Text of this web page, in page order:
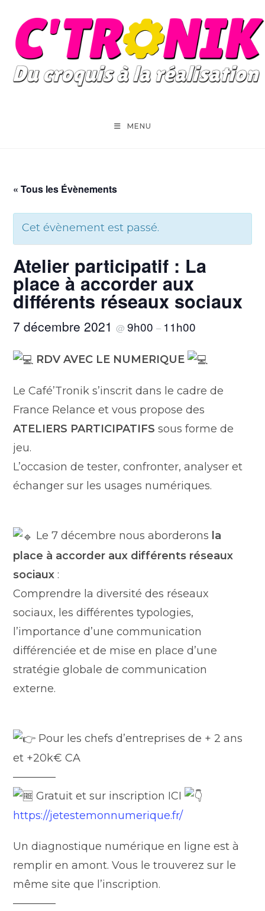
content
MENU
« Tous les Évènements
Cet évènement est passé.
Atelier participatif : La
place à accorder aux
différents réseaux sociaux
7 décembre 2021@9h00– 11h00
RDV AVEC LE NUMERIQUE
Le Café’Tronik s’inscrit dans le cadre de
France Relance et vous propose des
ATELIERS PARTICIPATIFS sous forme de
jeu.
L’occasion de tester, confronter, analyser et
échanger sur les usages numériques.
Le 7 décembre nous aborderons la
place à accorder aux différents réseaux
sociaux :
Comprendre la diversité des réseaux
sociaux, les différentes typologies,
l’importance d’une communication
différenciée et de mise en place d’une
stratégie globale de communication
externe.
Pour les chefs d’entreprises de + 2 ans
et +20k€ CA
————
Gratuit et sur inscription ICI
https://jetestemonnumerique.fr/
Un diagnostique numérique en ligne est à
remplir en amont. Vous le trouverez sur le
même site que l’inscription.
————